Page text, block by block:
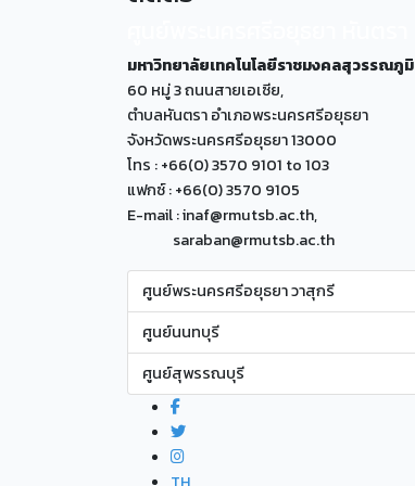
มหาวิทยาลัยเทคโนโลยีราชมงคลสุวรรณภูมิ
60 หมู่ 3 ถนนสายเอเซีย,
ตำบลหันตรา อำเภอพระนครศรีอยุธยา
จังหวัดพระนครศรีอยุธยา 13000
โทร : +66(0) 3570 9101 to 103
แฟกซ์ : +66(0) 3570 9105
E-mail : inaf@rmutsb.ac.th,
saraban@rmutsb.ac.th
ศูนย์พระนครศรีอยุธยา วาสุกรี
ศูนย์นนทบุรี
ศูนย์สุพรรณบุรี